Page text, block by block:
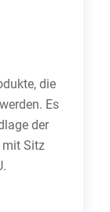
die
Es
der
mit Sitz